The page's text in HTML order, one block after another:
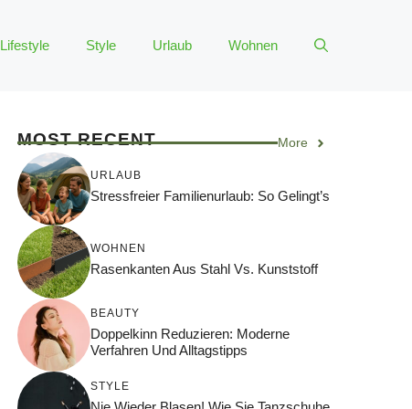
Lifestyle Style Urlaub Wohnen
MOST RECENT More
URLAUB
Stressfreier Familienurlaub: So Gelingt’s
WOHNEN
Rasenkanten Aus Stahl Vs. Kunststoff
BEAUTY
Doppelkinn Reduzieren: Moderne
Verfahren Und Alltagstipps
STYLE